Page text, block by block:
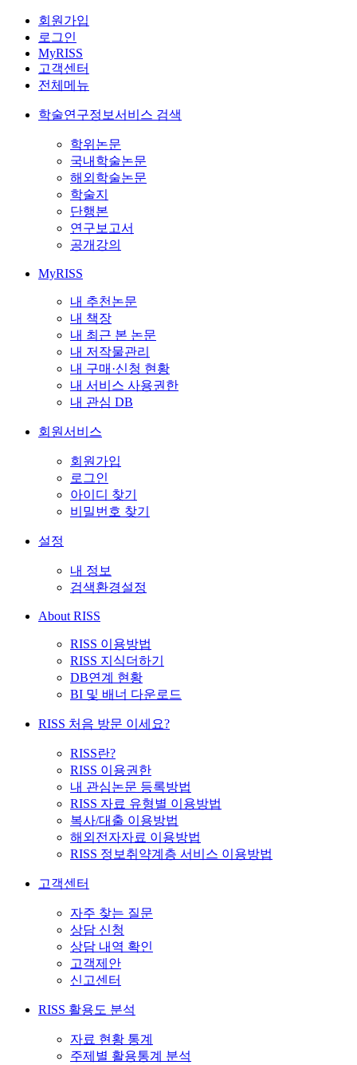
회원가입
로그인
MyRISS
고객센터
전체메뉴
학술연구정보서비스 검색
학위논문
국내학술논문
해외학술논문
학술지
단행본
연구보고서
공개강의
MyRISS
내 추천논문
내 책장
내 최근 본 논문
내 저작물관리
내 구매·신청 현황
내 서비스 사용권한
내 관심 DB
회원서비스
회원가입
로그인
아이디 찾기
비밀번호 찾기
설정
내 정보
검색환경설정
About RISS
RISS 이용방법
RISS 지식더하기
DB연계 현황
BI 및 배너 다운로드
RISS 처음 방문 이세요?
RISS란?
RISS 이용권한
내 관심논문 등록방법
RISS 자료 유형별 이용방법
복사/대출 이용방법
해외전자자료 이용방법
RISS 정보취약계층 서비스 이용방법
고객센터
자주 찾는 질문
상담 신청
상담 내역 확인
고객제안
신고센터
RISS 활용도 분석
자료 현황 통계
주제별 활용통계 분석